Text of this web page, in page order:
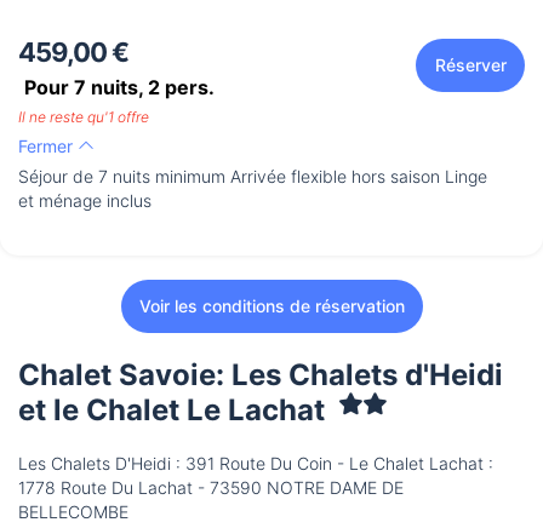
459,00 €
Pour 7 nuits, 2 pers.
Réserver
Il ne reste qu'1 offre
Fermer
Séjour de 7 nuits minimum Arrivée flexible hors saison Linge
et ménage inclus
Voir les conditions de réservation
Chalet Savoie: Les Chalets d'Heidi
et le Chalet Le Lachat
Les Chalets D'Heidi : 391 Route Du Coin - Le Chalet Lachat :
1778 Route Du Lachat - 73590 NOTRE DAME DE
BELLECOMBE